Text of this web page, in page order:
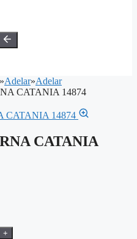
»Adelar»Adelar
CATANIA 14874
CATANIA
+